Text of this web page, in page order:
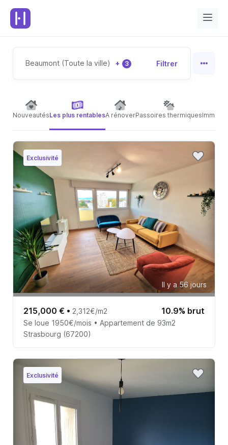
Beaumont (Toute la ville) + 3 Filtrer
NouveautésLes plus rentablesA rénoverPassoires thermiques
Exclusivité
Il y a 56 jours
215,000 € • 2,312€/m2 10.9% brut
Se loue 1950€/mois • Appartement de 93m2
Strasbourg (67200)
Exclusivité